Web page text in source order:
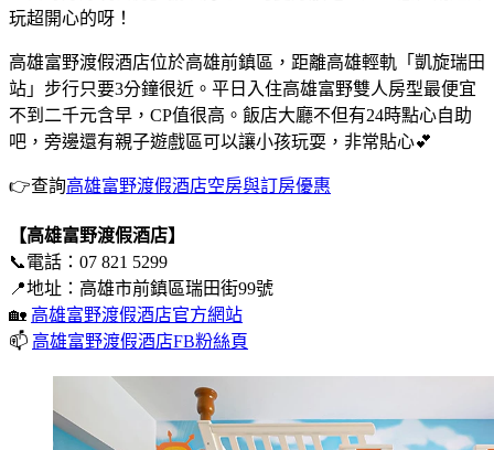
玩超開心的呀！
高雄富野渡假酒店位於高雄前鎮區，距離高雄輕軌「凱旋瑞田
站」步行只要3分鐘很近。平日入住高雄富野雙人房型最便宜
不到二千元含早，CP值很高。飯店大廳不但有24時點心自助
吧，旁邊還有親子遊戲區可以讓小孩玩耍，非常貼心💕
👉查詢高雄富野渡假酒店空房與訂房優惠
【高雄富野渡假酒店】
📞電話：07 821 5299
📍地址：高雄市前鎮區瑞田街99號
🏡 高雄富野渡假酒店官方網站
📫 高雄富野渡假酒店FB粉絲頁